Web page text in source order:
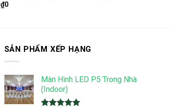
₫0
SẢN PHẨM XẾP HẠNG
Màn Hình LED P5 Trong Nhà
(Indoor)